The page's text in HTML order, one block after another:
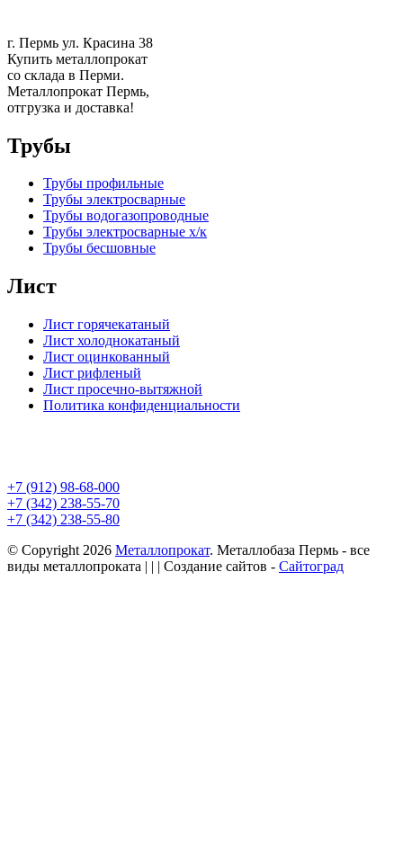
г. Пермь ул. Красина 38
Купить металлопрокат
со склада в Перми.
Металлопрокат Пермь,
отгрузка и доставка!
Трубы
Трубы профильные
Трубы электросварные
Трубы водогазопроводные
Трубы электросварные х/к
Трубы бесшовные
Лист
Лист горячекатаный
Лист холоднокатаный
Лист оцинкованный
Лист рифленый
Лист просечно-вытяжной
Политика конфиденциальности
+7 (912) 98-68-000
+7 (342) 238-55-70
+7 (342) 238-55-80
© Copyright 2026 Металлопрокат. Металлобаза Пермь - все
виды металлопроката | | | Создание сайтов - Сайтоград